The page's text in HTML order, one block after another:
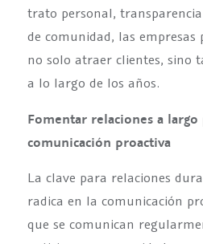
trato personal,
de comunidad, las empresas
no solo atraer clientes, sino
a lo largo de los años.
Fomentar relaciones a
comunicación proactiva
La clave para relaciones
radica en la comunicación
que se comunican